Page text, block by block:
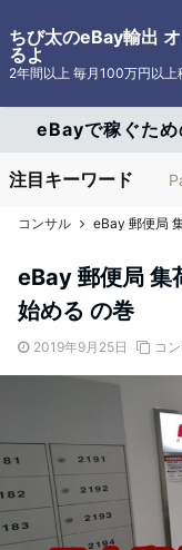
ちび太のeBay輸出
るよ
2年間以上 毎月100万円以
eBayで稼ぐため
注目キーワード
コンサル eBay 郵便局
eBay 郵便局 集
始める の巻
2019年9月25日 コ